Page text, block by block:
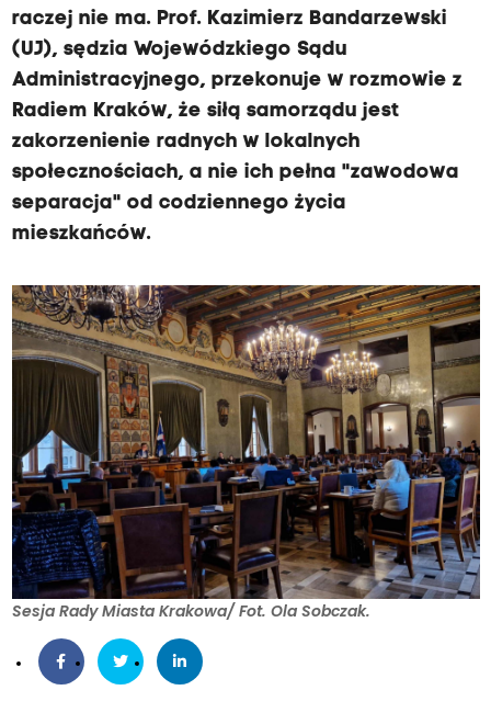
raczej nie ma. Prof. Kazimierz Bandarzewski
(UJ), sędzia Wojewódzkiego Sądu
Administracyjnego, przekonuje w rozmowie z
Radiem Kraków, że siłą samorządu jest
zakorzenienie radnych w lokalnych
społecznościach, a nie ich pełna "zawodowa
separacja" od codziennego życia
mieszkańców.
Sesja Rady Miasta Krakowa/ Fot. Ola Sobczak.